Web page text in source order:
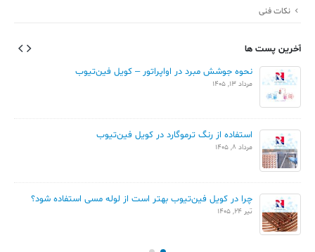
نکات فنی
آخرین پست ها
نحوه جوشش مبرد در اواپراتور – کویل فین‌تیوب
مرداد 13, 1405
استفاده از رنگ ترموگارد در کویل فین‌تیوب
مرداد 8, 1405
چرا در کویل فین‌تیوب بهتر است از لوله مسی استفاده شود؟
تیر 24, 1405